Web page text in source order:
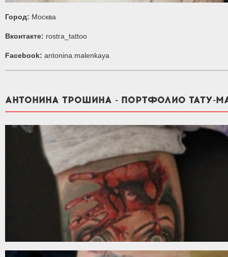
Город: Москва
Вконтакте: rostra_tattoo
Facebook: antonina.malenkaya
АНТОНИНА ТРОШИНА - ПОРТФОЛИО ТАТУ-